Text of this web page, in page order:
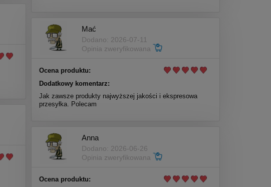
Mać
Dodano: 2026-07-11
Opinia zweryfikowana
Ocena produktu:
Dodatkowy komentarz:
Jak zawsze produkty najwyższej jakości i ekspresowa
przesyłka. Polecam
Anna
Dodano: 2026-06-26
Opinia zweryfikowana
Ocena produktu: